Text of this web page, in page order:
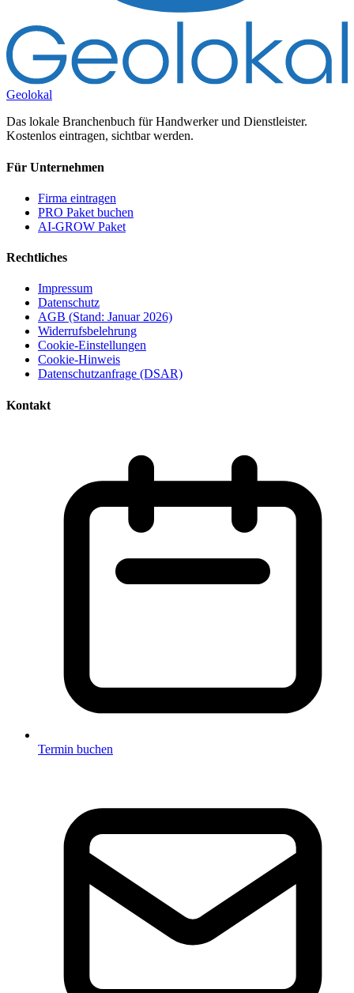
Geolokal
Das lokale Branchenbuch für Handwerker und Dienstleister.
Kostenlos eintragen, sichtbar werden.
Für Unternehmen
Firma eintragen
PRO Paket buchen
AI-GROW Paket
Rechtliches
Impressum
Datenschutz
AGB (Stand: Januar 2026)
Widerrufsbelehrung
Cookie-Einstellungen
Cookie-Hinweis
Datenschutzanfrage (DSAR)
Kontakt
Termin buchen